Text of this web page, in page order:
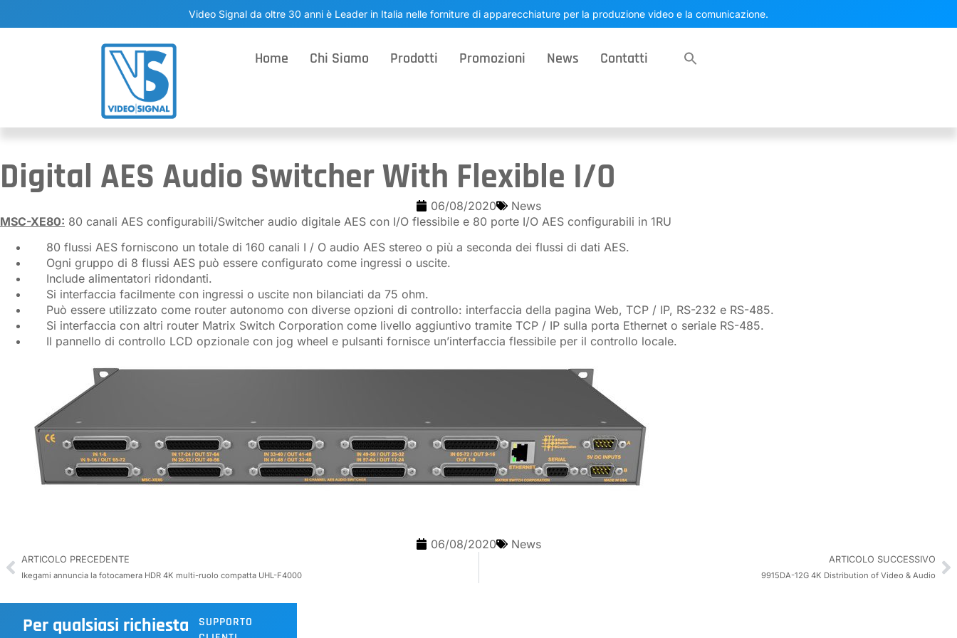
Video Signal da oltre 30 anni è Leader in Italia nelle forniture di apparecchiature per la produzione video e la comunicazione.
Home Chi Siamo Prodotti Promozioni News Contatti
Digital AES Audio Switcher With Flexible I/O
06/08/2020
News
MSC-XE80: 80 canali AES configurabili/Switcher audio digitale AES con I/O flessibile e 80 porte I/O AES configurabili in 1RU
80 flussi AES forniscono un totale di 160 canali I / O audio AES stereo o più a seconda dei flussi di dati AES.
Ogni gruppo di 8 flussi AES può essere configurato come ingressi o uscite.
Include alimentatori ridondanti.
Si interfaccia facilmente con ingressi o uscite non bilanciati da 75 ohm.
Può essere utilizzato come router autonomo con diverse opzioni di controllo: interfaccia della pagina Web, TCP / IP, RS-232 e RS-485.
Si interfaccia con altri router Matrix Switch Corporation come livello aggiuntivo tramite TCP / IP sulla porta Ethernet o seriale RS-485.
Il pannello di controllo LCD opzionale con jog wheel e pulsanti fornisce un’interfaccia flessibile per il controllo locale.
06/08/2020 News
ARTICOLO PRECEDENTE
Ikegami annuncia la fotocamera HDR 4K multi-ruolo compatta UHL-F4000
ARTICOLO SUCCESSIVO
9915DA-12G 4K Distribution of Video & Audio
Per qualsiasi richiesta
SUPPORTO